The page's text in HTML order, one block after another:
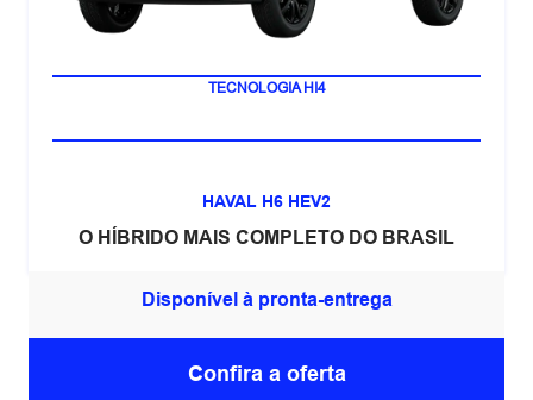
LANÇAMENTO
HAVAL H6 HEV2
O HÍBRIDO MAIS COMPLETO DO BRASIL
Disponível à pronta-entrega
Confira a oferta